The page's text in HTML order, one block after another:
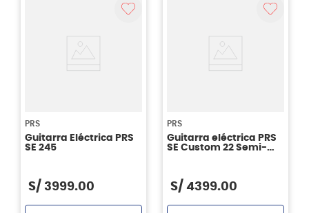
PRS
Guitarra Eléctrica PRS
SE 245
S/ 3999.00
PRS
Guitarra eléctrica PRS
SE Custom 22 Semi-
S/ 4399.00